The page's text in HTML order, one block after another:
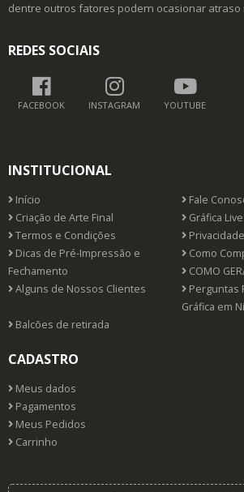
dentre outros fatores podem ocasionar atraso
REDES SOCIAIS
FACEBOOK INSTAGRAM YOUTUBE
INSTITUCIONAL
Início
Fale
Criação de Arte Final
Gráfica
Termos e Condições
Privacidade
Dicas de Pré-Impressão e
Fechamento
Como
COMO
Alguns de Nossos Clientes
Perguntas
Gráfica em
Balcões de retirada
CADASTRO
Meus dados
Pagamentos
Meus Pedidos
Carrinho